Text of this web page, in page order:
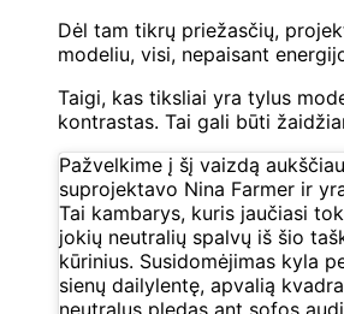
Dėl tam tikrų priežasčių,
modeliu, visi, nepaisant
Taigi, kas tiksliai yra tylus
kontrastas. Tai gali būti
Pažvelkime į šį vaizdą
suprojektavo Nina Farmer ir
Tai kambarys, kuris jaučiasi
jokių neutralių spalvų iš šio
kūrinius. Susidomėjimas kyla
sienų dailylentę, apvalią
neutralus pledas ant sofos